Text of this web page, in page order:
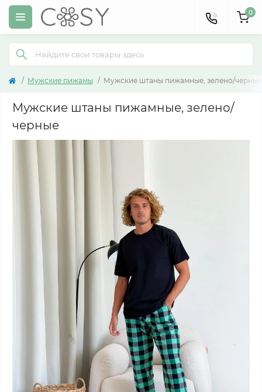
0
Мужские пижамы Мужские штаны пижамные, зелено/черные
Мужские штаны пижамные, зелено/
черные